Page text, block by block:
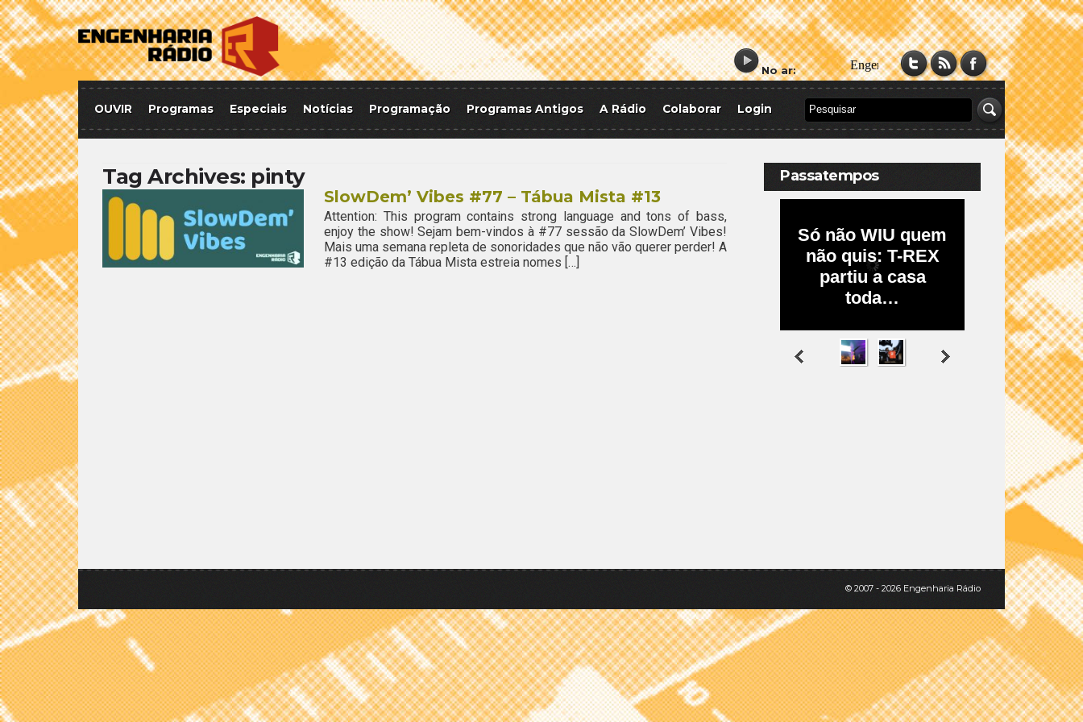
No ar:
OUVIR Programas Especiais Notícias Programação Programas Antigos A Rádio Colaborar Login
Tag Archives: pinty
SlowDem’ Vibes #77 – Tábua Mista #13
Attention: This program contains strong language and tons of bass,
enjoy the show! Sejam bem-vindos à #77 sessão da SlowDem’ Vibes!
Mais uma semana repleta de sonoridades que não vão querer perder! A
#13 edição da Tábua Mista estreia nomes […]
Passatempos
© 2007 - 2026 Engenharia Rádio